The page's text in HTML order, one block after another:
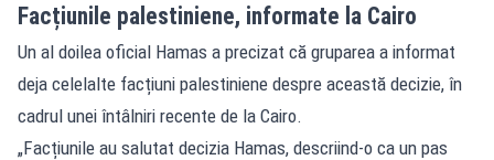
Facțiunile palestiniene, informate la Cairo
Un al doilea oficial Hamas a precizat că gruparea a informat
deja celelalte facțiuni palestiniene despre această decizie, în
cadrul unei întâlniri recente de la Cairo.
„Facțiunile au salutat decizia Hamas, descriind-o ca un pas